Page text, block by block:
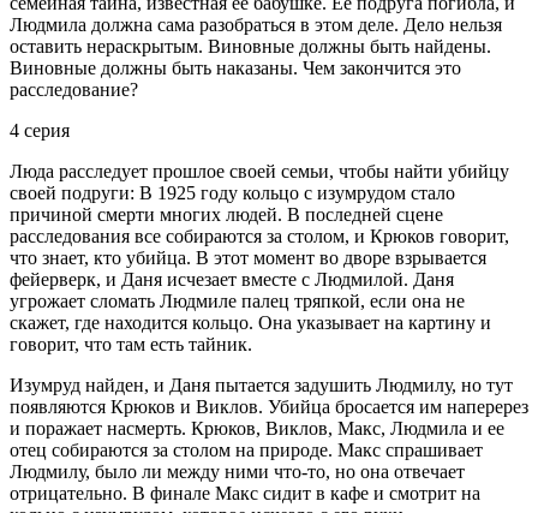
Людмила должна сама разобраться в этом деле. Дело нельзя
оставить нераскрытым. Виновные должны быть найдены.
Виновные должны быть наказаны. Чем закончится это
расследование?
4 серия
Люда расследует прошлое своей семьи, чтобы найти убийцу
своей подруги: В 1925 году кольцо с изумрудом стало
причиной смерти многих людей. В последней сцене
расследования все собираются за столом, и Крюков говорит,
что знает, кто убийца. В этот момент во дворе взрывается
фейерверк, и Даня исчезает вместе с Людмилой. Даня
угрожает сломать Людмиле палец тряпкой, если она не
скажет, где находится кольцо. Она указывает на картину и
говорит, что там есть тайник.
Изумруд найден, и Даня пытается задушить Людмилу, но тут
появляются Крюков и Виклов. Убийца бросается им наперерез
и поражает насмерть. Крюков, Виклов, Макс, Людмила и ее
отец собираются за столом на природе. Макс спрашивает
Людмилу, было ли между ними что-то, но она отвечает
отрицательно. В финале Макс сидит в кафе и смотрит на